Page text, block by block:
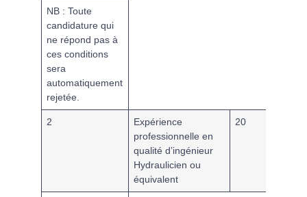
NB : Toute
candidature qui
ne répond pas à
ces conditions
sera
automatiquement
rejetée.
2
Expérience
professionnelle en
qualité d’ingénieur
Hydraulicien ou
équivalent
20